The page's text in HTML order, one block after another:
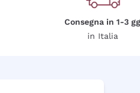
Consegna in 1-3 gg
in Italia